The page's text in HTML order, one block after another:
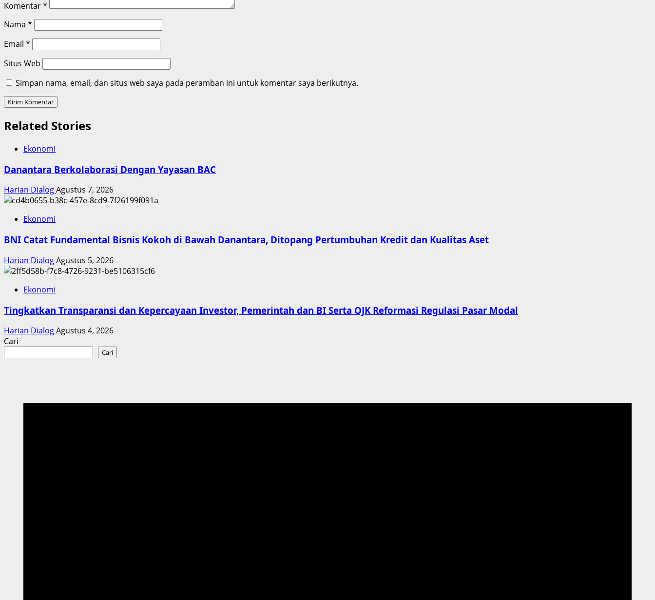
Komentar*
Nama *
Email *
Situs Web
Simpan nama, email, dan situs web saya pada peramban ini untuk komentar saya berikutnya.
Related Stories
Ekonomi
Danantara Berkolaborasi Dengan Yayasan BAC
Harian DialogAgustus 7, 2026
Ekonomi
BNI Catat Fundamental Bisnis Kokoh di Bawah Danantara, Ditopang Pertumbuhan Kredit dan Kualitas Aset
Harian DialogAgustus 5, 2026
Ekonomi
Tingkatkan Transparansi dan Kepercayaan Investor, Pemerintah dan BI Serta OJK Reformasi Regulasi Pasar Modal
Harian DialogAgustus 4, 2026
Cari
Cari